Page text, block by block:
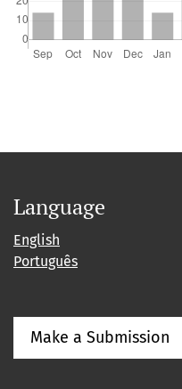
Language
English
Português
Make a Submission